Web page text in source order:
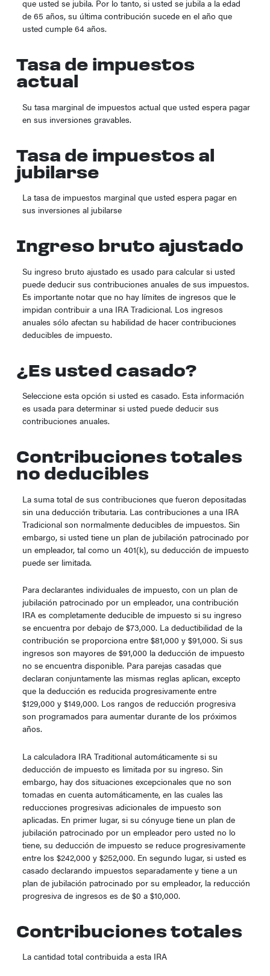
que usted se jubila. Por lo tanto, si usted se jubila a la edad
de 65 años, su última contribución sucede en el año que
usted cumple 64 años.
Tasa de impuestos
actual
Su tasa marginal de impuestos actual que usted espera pagar
en sus inversiones gravables.
Tasa de impuestos al
jubilarse
La tasa de impuestos marginal que usted espera pagar en
sus inversiones al jubilarse
Ingreso bruto ajustado
Su ingreso bruto ajustado es usado para calcular si usted
puede deducir sus contribuciones anuales de sus impuestos.
Es importante notar que no hay límites de ingresos que le
impidan contribuir a una IRA Tradicional. Los ingresos
anuales sólo afectan su habilidad de hacer contribuciones
deducibles de impuesto.
¿Es usted casado?
Seleccione esta opción si usted es casado. Esta información
es usada para determinar si usted puede deducir sus
contribuciones anuales.
Contribuciones totales
no deducibles
La suma total de sus contribuciones que fueron depositadas
sin una deducción tributaria. Las contribuciones a una IRA
Tradicional son normalmente deducibles de impuestos. Sin
embargo, si usted tiene un plan de jubilación patrocinado por
un empleador, tal como un 401(k), su deducción de impuesto
puede ser limitada.
Para declarantes individuales de impuesto, con un plan de
jubilación patrocinado por un empleador, una contribución
IRA es completamente deducible de impuesto si su ingreso
se encuentra por debajo de $73,000. La deductibilidad de la
contribución se proporciona entre $81,000 y $91,000. Si sus
ingresos son mayores de $91,000 la deducción de impuesto
no se encuentra disponible. Para parejas casadas que
declaran conjuntamente las mismas reglas aplican, excepto
que la deducción es reducida progresivamente entre
$129,000 y $149,000. Los rangos de reducción progresiva
son programados para aumentar durante de los próximos
años.
La calculadora IRA Traditional automáticamente si su
deducción de impuesto es limitada por su ingreso. Sin
embargo, hay dos situaciones excepcionales que no son
tomadas en cuenta automáticamente, en las cuales las
reducciones progresivas adicionales de impuesto son
aplicadas. En primer lugar, si su cónyuge tiene un plan de
jubilación patrocinado por un empleador pero usted no lo
tiene, su deducción de impuesto se reduce progresivamente
entre los $242,000 y $252,000. En segundo lugar, si usted es
casado declarando impuestos separadamente y tiene a un
plan de jubilación patrocinado por su empleador, la reducción
progresiva de ingresos es de $0 a $10,000.
Contribuciones totales
La cantidad total contribuida a esta IRA